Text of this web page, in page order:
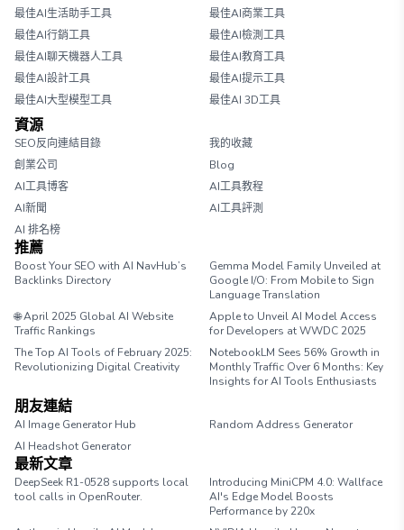
最佳AI生活助手工具
最佳AI商業工具
最佳AI行銷工具
最佳AI檢測工具
最佳AI聊天機器人工具
最佳AI教育工具
最佳AI設計工具
最佳AI提示工具
最佳AI大型模型工具
最佳AI 3D工具
資源
SEO反向連結目錄
我的收藏
創業公司
Blog
AI工具博客
AI工具教程
AI新聞
AI工具評測
AI 排名榜
推薦
Boost Your SEO with AI NavHub’s
Backlinks Directory
Gemma Model Family Unveiled at
Google I/O: From Mobile to Sign
Language Translation
🌐 April 2025 Global AI Website
Traffic Rankings
Apple to Unveil AI Model Access
for Developers at WWDC 2025
The Top AI Tools of February 2025:
Revolutionizing Digital Creativity
NotebookLM Sees 56% Growth in
Monthly Traffic Over 6 Months: Key
Insights for AI Tools Enthusiasts
朋友連結
AI Image Generator Hub
Random Address Generator
AI Headshot Generator
最新文章
DeepSeek R1-0528 supports local
tool calls in OpenRouter.
Introducing MiniCPM 4.0: Wallface
AI's Edge Model Boosts
Performance by 220x